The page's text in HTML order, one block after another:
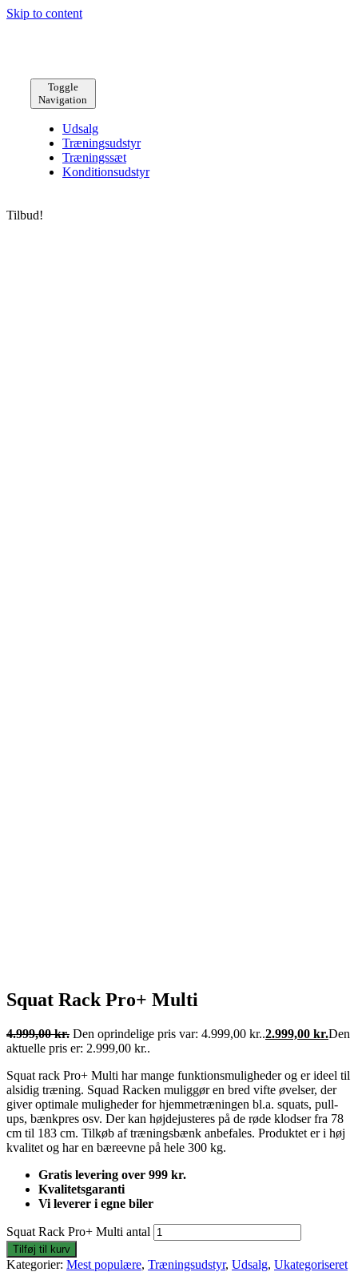
Skip to content
Toggle
Navigation
Udsalg
Træningsudstyr
Træningssæt
Konditionsudstyr
Tilbud!
Squat Rack Pro+ Multi
4.999,00kr. Den oprindelige pris var: 4.999,00 kr..2.999,00 kr.Den
aktuelle pris er: 2.999,00 kr..
Squat rack Pro+ Multi har mange funktionsmuligheder og er ideel til
alsidig træning. Squad Racken muliggør en bred vifte øvelser, der
giver optimale muligheder for hjemmetræningen bl.a. squats, pull-
ups, bænkpres osv. Der kan højdejusteres på de røde klodser fra 78
cm til 183 cm. Tilkøb af træningsbænk anbefales. Produktet er i høj
kvalitet og har en bæreevne på hele 300 kg.
Gratis levering over 999 kr.
Kvalitetsgaranti
Vi leverer i egne biler
Squat Rack Pro+ Multi antal
Tilføj til kurv
Kategorier: Mest populære, Træningsudstyr, Udsalg, Ukategoriseret